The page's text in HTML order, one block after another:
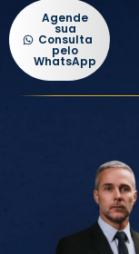
Agende
sua
Consulta
pelo
WhatsApp